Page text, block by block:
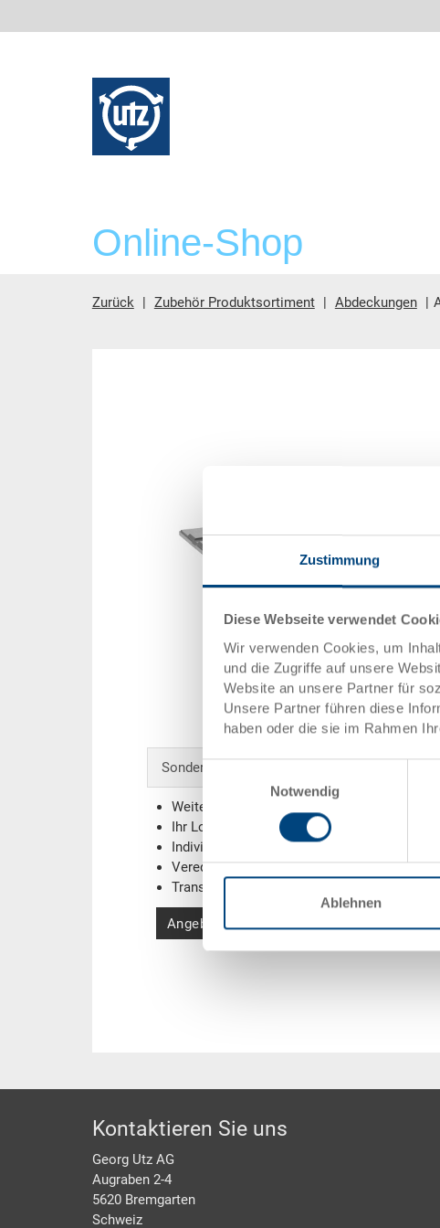
Zustimmung
Diese Webseite verwendet
Wir verwenden Cookies, um
und die Zugriffe auf unsere
Website an unsere Partner für
Unsere Partner führen diese
haben oder die sie im Rahmen
Einwilligungsauswahl
Notwendig
Ablehnen
Online-Shop
Zurück Zubehör Produktsortiment Abdeckungen
Sonderanfertigungen - Unser Spezialgebiet
Weitere Farben
Ihr Logo / Labeling
(Beispiele)
Individuelle Systemlösungen
Veredelungen
Transponder (RFID) / Barcodes
Angebot anfordern
Footer
Kontaktieren Sie uns
Georg Utz AG
Augraben 2-4
5620 Bremgarten
Schweiz